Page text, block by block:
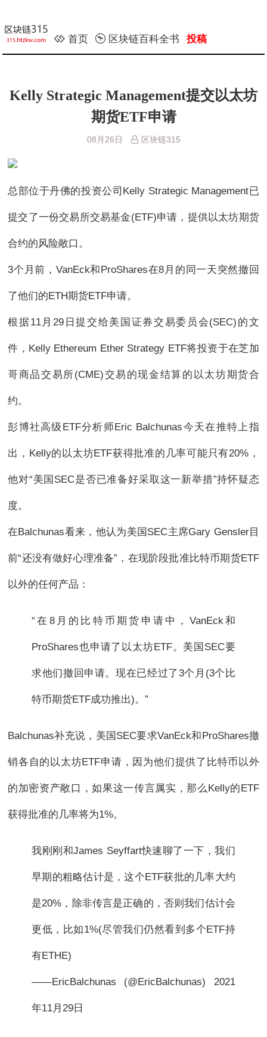
首页 区块链百科全书 投稿
Kelly Strategic Management提交以太坊
期货ETF申请
08月26日 区块链315
总部位于丹佛的投资公司Kelly Strategic Management已
提交了一份交易所交易基金(ETF)申请，提供以太坊期货
合约的风险敞口。
3个月前，VanEck和ProShares在8月的同一天突然撤回
了他们的ETH期货ETF申请。
根据11月29日提交给美国证券交易委员会(SEC)的文
件，Kelly Ethereum Ether Strategy ETF将投资于在芝加
哥商品交易所(CME)交易的现金结算的以太坊期货合
约。
彭博社高级ETF分析师Eric Balchunas今天在推特上指
出，Kelly的以太坊ETF获得批准的几率可能只有20%，
他对“美国SEC是否已准备好采取这一新举措”持怀疑态
度。
在Balchunas看来，他认为美国SEC主席Gary Gensler目
前“还没有做好心理准备”，在现阶段批准比特币期货ETF
以外的任何产品：
“在8月的比特币期货申请中，VanEck和
ProShares也申请了以太坊ETF。美国SEC要
求他们撤回申请。现在已经过了3个月(3个比
特币期货ETF成功推出)。”
Balchunas补充说，美国SEC要求VanEck和ProShares撤
销各自的以太坊ETF申请，因为他们提供了比特币以外
的加密资产敞口，如果这一传言属实，那么Kelly的ETF
获得批准的几率将为1%。
我刚刚和James Seyffart快速聊了一下，我们
早期的粗略估计是，这个ETF获批的几率大约
是20%，除非传言是正确的，否则我们估计会
更低，比如1%(尽管我们仍然看到多个ETF持
有ETHE)
——EricBalchunas (@EricBalchunas) 2021
年11月29日